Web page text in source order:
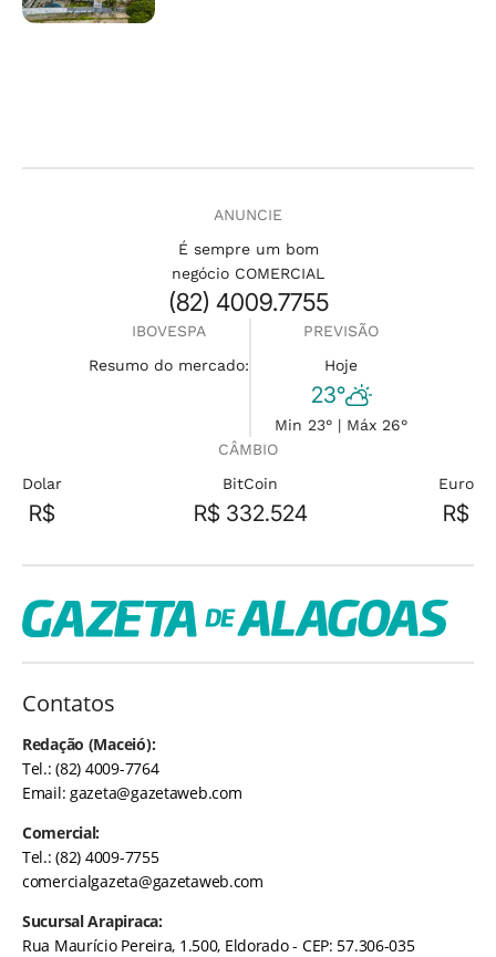
ANUNCIE
É sempre um bom
negócio COMERCIAL
(82) 4009.7755
IBOVESPA
Resumo do mercado:
PREVISÃO
Hoje
23°
Min 23° | Máx 26°
CÂMBIO
Dolar
R$
BitCoin
R$ 332.524
Euro
R$
Contatos
Redação (Maceió):
Tel.: (82) 4009-7764
Email:gazeta@gazetaweb.com
Comercial:
Tel.: (82) 4009-7755
comercialgazeta@gazetaweb.com
Sucursal Arapiraca:
Rua Maurício Pereira, 1.500, Eldorado - CEP: 57.306-035